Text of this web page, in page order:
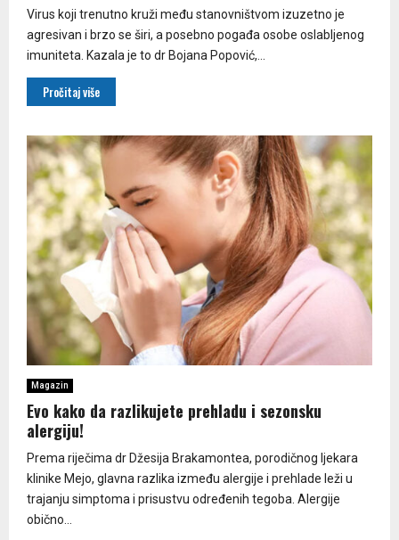
Virus koji trenutno kruži među stanovništvom izuzetno je
agresivan i brzo se širi, a posebno pogađa osobe oslabljenog
imuniteta. Kazala je to dr Bojana Popović,...
Pročitaj više
Magazin
Evo kako da razlikujete prehladu i sezonsku
alergiju!
Prema riječima dr Džesija Brakamontea, porodičnog ljekara
klinike Mejo, glavna razlika između alergije i prehlade leži u
trajanju simptoma i prisustvu određenih tegoba. Alergije
obično...